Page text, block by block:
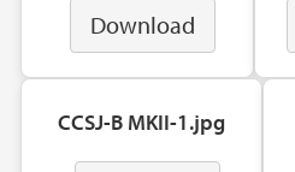
Download
CCSJ-B MKII-1.jpg